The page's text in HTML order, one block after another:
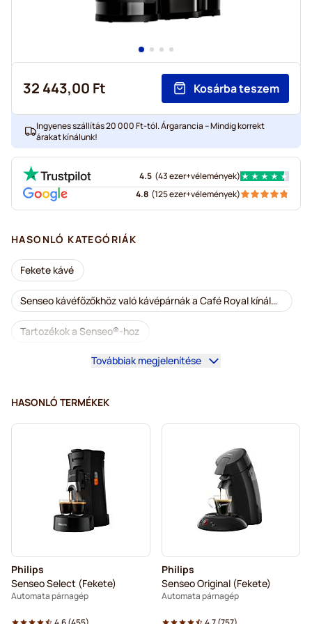
32 443,00 Ft Kosárba teszem
Ingyenes szállítás 20 000 Ft-tól. Árgarancia – Mindig korrekt
árakat kínálunk!
4.5 (43 ezer+vélemények)
4.8 (125 ezer+vélemények)
HASONLÓ KATEGÓRIÁK
Fekete kávé
Senseo kávéfőzőkhöz való kávépárnák a Café Royal kínálatából
Tartozékok a Senseo®-hoz
Koffeinmentes kávé Senseo kávéfőzőkhöz
Segafredo kávépárnák Senseo kávéfőzőkhöz
Café René kávépárnák Senseo kávéfőzőkhöz
Párna a Senseo termékhez
Merrild kávépárnák Senseo kávéfőzőkhöz
Marcilla kávépárnák Senseo kávéfőzőkhöz
Továbbiak megjelenítése
HASONLÓ TERMÉKEK
Philips
Senseo Select (Fekete)
Automata párnagép
Philips
Senseo Original (Fekete)
Automata párnagép